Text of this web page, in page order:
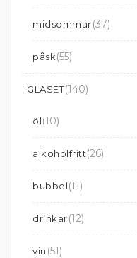
midsommar(37)
påsk(55)
I GLASET(140)
öl(10)
alkoholfritt(26)
bubbel(11)
drinkar(12)
vin (51)